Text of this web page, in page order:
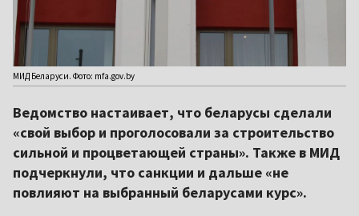
МИД Беларуси. Фото: mfa.gov.by
Ведомство настаивает, что беларусы сделали
«свой выбор и проголосовали за строительство
сильной и процветающей страны». Также в МИД
подчеркнули, что санкции и дальше «не
повлияют на выбранный беларусами курс».